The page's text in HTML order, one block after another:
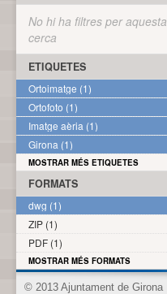
No hi ha filtres per aquesta
cerca
ETIQUETES
Ortoimatge (1)
Ortofoto (1)
Imatge aèria (1)
Girona (1)
MOSTRAR MÉS ETIQUETES
FORMATS
dwg (1)
ZIP (1)
PDF (1)
MOSTRAR MÉS FORMATS
© 2013 Ajuntament de Girona